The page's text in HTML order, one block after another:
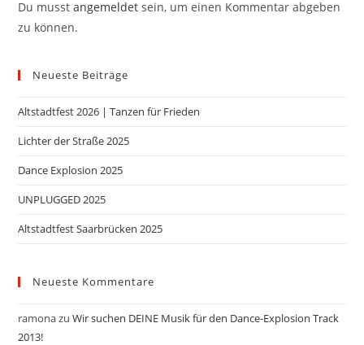
Du musstangemeldet sein, um einen Kommentar abgeben
zu können.
Neueste Beiträge
Altstadtfest 2026 | Tanzen für Frieden
Lichter der Straße 2025
Dance Explosion 2025
UNPLUGGED 2025
Altstadtfest Saarbrücken 2025
Neueste Kommentare
ramonazuWir suchen DEINE Musik für den Dance-Explosion Track
2013!